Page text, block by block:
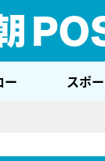
ー スポ